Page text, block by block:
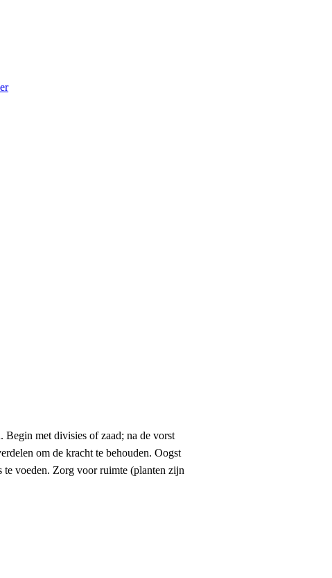
Begin met divisies of zaad; na de vorst
om de kracht te behouden. Oogst
te voeden. Zorg voor ruimte (planten zijn